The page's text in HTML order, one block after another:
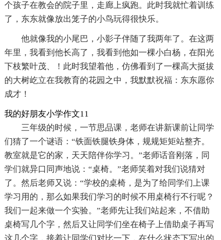
个孩子在教会的院子里，走廊上疯跑。此时我就忙着训练
了，东东就像放出笼子的小鸟玩得很快乐。
他就像我的小尾巴，小影子伴随了我两年了。在这两
年里，我看到他长高了，我看到他如一棵小白杨，在阳光
下枝繁叶茂、！此时我望着他，仿佛看到了一棵高大挺拔
的大树屹立在我教育的花园之中，我默默祝福：东东愿你
成才！
我的好朋友小学作文11
三年级的时候，一节思品课，老师在讲新课前让同学
们猜了一个谜语：“铁面铁腿铁身体，规规矩矩站整齐。
教室就是它的家，天天陪伴你学习。”老师话音刚落，同
学们就异口同声地说：“桌椅。”老师笑着对我们说猜对
了。然后老师又说：“学校的桌椅，是为了给同学们上课
学习用的，那么如果我们学习的时候不用桌椅行不行呢？
我们一起来做一个实验。”老师先让我们站起来，不借助
桌椅写几个字，然后又让同学们坐在椅子上借助桌子再写